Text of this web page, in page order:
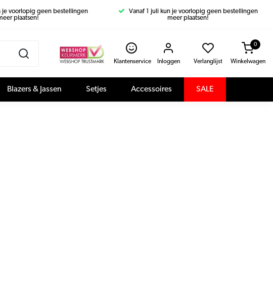
je voorlopig geen bestellingen
plaatsen!
Vanaf 1 juli kun je voorlopig geen bestellingen
meer plaatsen!
Klantenservice Inloggen Verlanglijst Winkelwagen
0
Blazers & Jassen Setjes Accessoires SALE